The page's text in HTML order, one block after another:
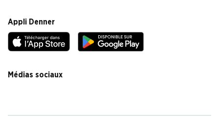
Appli Denner
Médias sociaux